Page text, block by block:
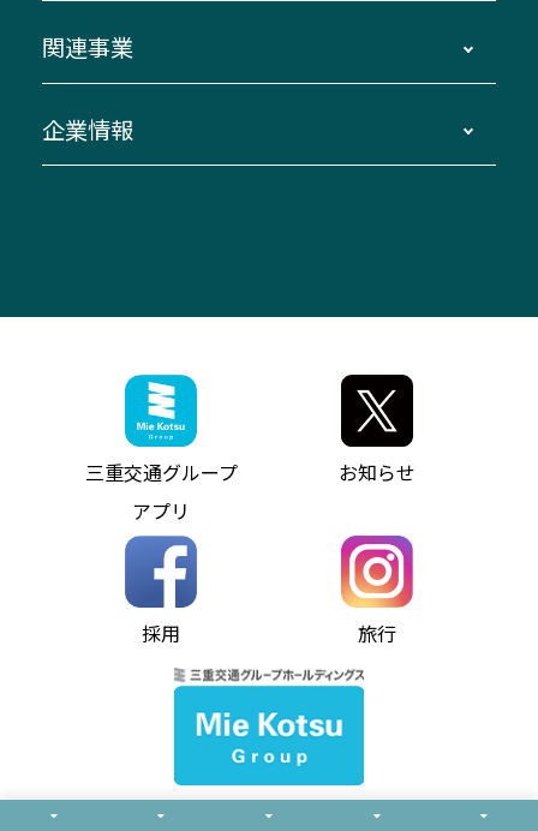
迂回・休止について
臨時バスについて
伊勢二見鳥羽周遊バスCANばす
「みえブルーライン」（三重大学病院直通バ
神都ライナー
ミジュマルのラッピングバス（鈴鹿管内）
参宮バス
神都バス
パールシャトル
バス情報の見える化
コミュニティバス
バス・タクシー交通広告
異常事態発生時のお願い
南紀～VISON～名古屋
湯の山温泉～名古屋
桑名・長島温泉・金城ふ頭駅～中部国際空港
（休止中）
お客様駐車場のご案内
アイコンの説明
インターネット予約
よくあるご質問
お問い合わせ
お問い合わせ
貸切バス団体旅行
美し国周遊ばす
関連事業
自家用自動車車両運行管理
ザ・バスコレクション三重交通バスセット
三重交通公式グッズ
企業情報
ファンコーナー
お問い合わせ
お知らせ・最新情報一覧
ニュースリリース
お問い合わせ
個人情報保護方針
ソーシャルメディア運用ポリシー
ホームページのご利用にあたって
Notes for Using this Website
サイトマップ
三重交通グループ
アプリ
お知らせ
採用 旅行
© Mie Kotsu Co.,Ltd.